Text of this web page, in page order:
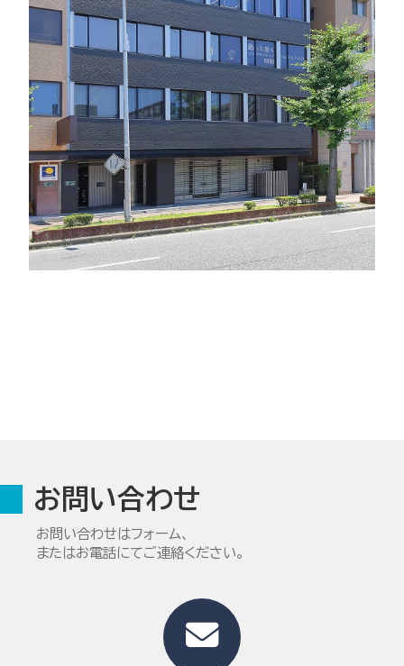
お問い合わせ
お問い合わせはフォーム、
またはお電話にてご連絡ください。